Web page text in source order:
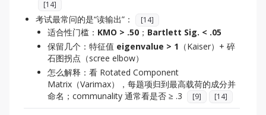
[14]
考试最常问的是“读输出”： [14]
适合性门槛： KMO > .50 ； Bartlett Sig. < .05
保留几个：特征值 eigenvalue > 1 （Kaiser）+ 碎
石图拐点（scree elbow）
怎么解释：看 Rotated Component
Matrix（Varimax），每题项归到最高载荷的成分并
命名；communality 通常看是否 ≥ .3
[9] [14]